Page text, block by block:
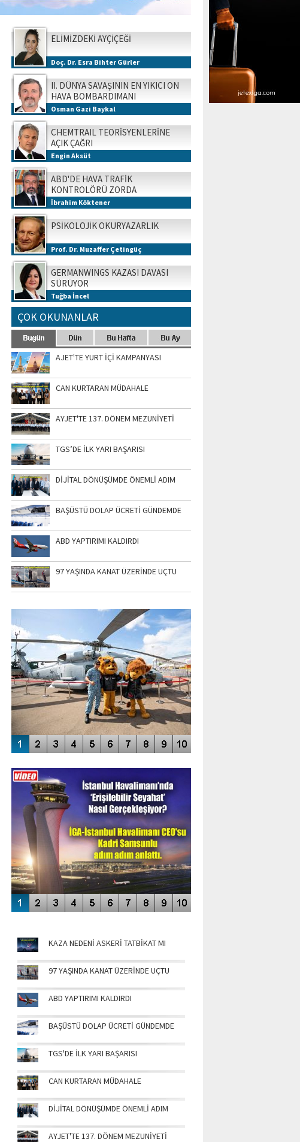
ELİMİZDEKİ AYÇİÇEĞİ
Doç. Dr. Esra Bihter Gürler
II. DÜNYA SAVAŞININ EN YIKICI ON
HAVA BOMBARDIMANI
Osman Gazi Baykal
CHEMTRAIL TEORİSYENLERİNE
AÇIK ÇAĞRI
Engin Aksüt
ABD'DE HAVA TRAFİK
KONTROLÖRÜ ZORDA
İbrahim Köktener
PSİKOLOJİK OKURYAZARLIK
Prof. Dr. Muzaffer Çetingüç
GERMANWINGS KAZASI DAVASI
SÜRÜYOR
Tuğba İncel
ÇOK OKUNANLAR
AJET'TE YURT İÇİ KAMPANYASI
CAN KURTARAN MÜDAHALE
AYJET'TE 137. DÖNEM MEZUNİYETİ
TGS’DE İLK YARI BAŞARISI
DİJİTAL DÖNÜŞÜMDE ÖNEMLİ ADIM
BAŞÜSTÜ DOLAP ÜCRETİ GÜNDEMDE
ABD YAPTIRIMI KALDIRDI
97 YAŞINDA KANAT ÜZERİNDE UÇTU
SİNGAPUR AIRSHOW-2020
ENGELLERİN AŞILDIĞI HAVALİMANI
KAZA NEDENİ ASKERİ TATBİKAT MI
97 YAŞINDA KANAT ÜZERİNDE UÇTU
ABD YAPTIRIMI KALDIRDI
BAŞÜSTÜ DOLAP ÜCRETİ GÜNDEMDE
TGS'DE İLK YARI BAŞARISI
CAN KURTARAN MÜDAHALE
DİJİTAL DÖNÜŞÜMDE ÖNEMLİ ADIM
AYJET'TE 137. DÖNEM MEZUNİYETİ